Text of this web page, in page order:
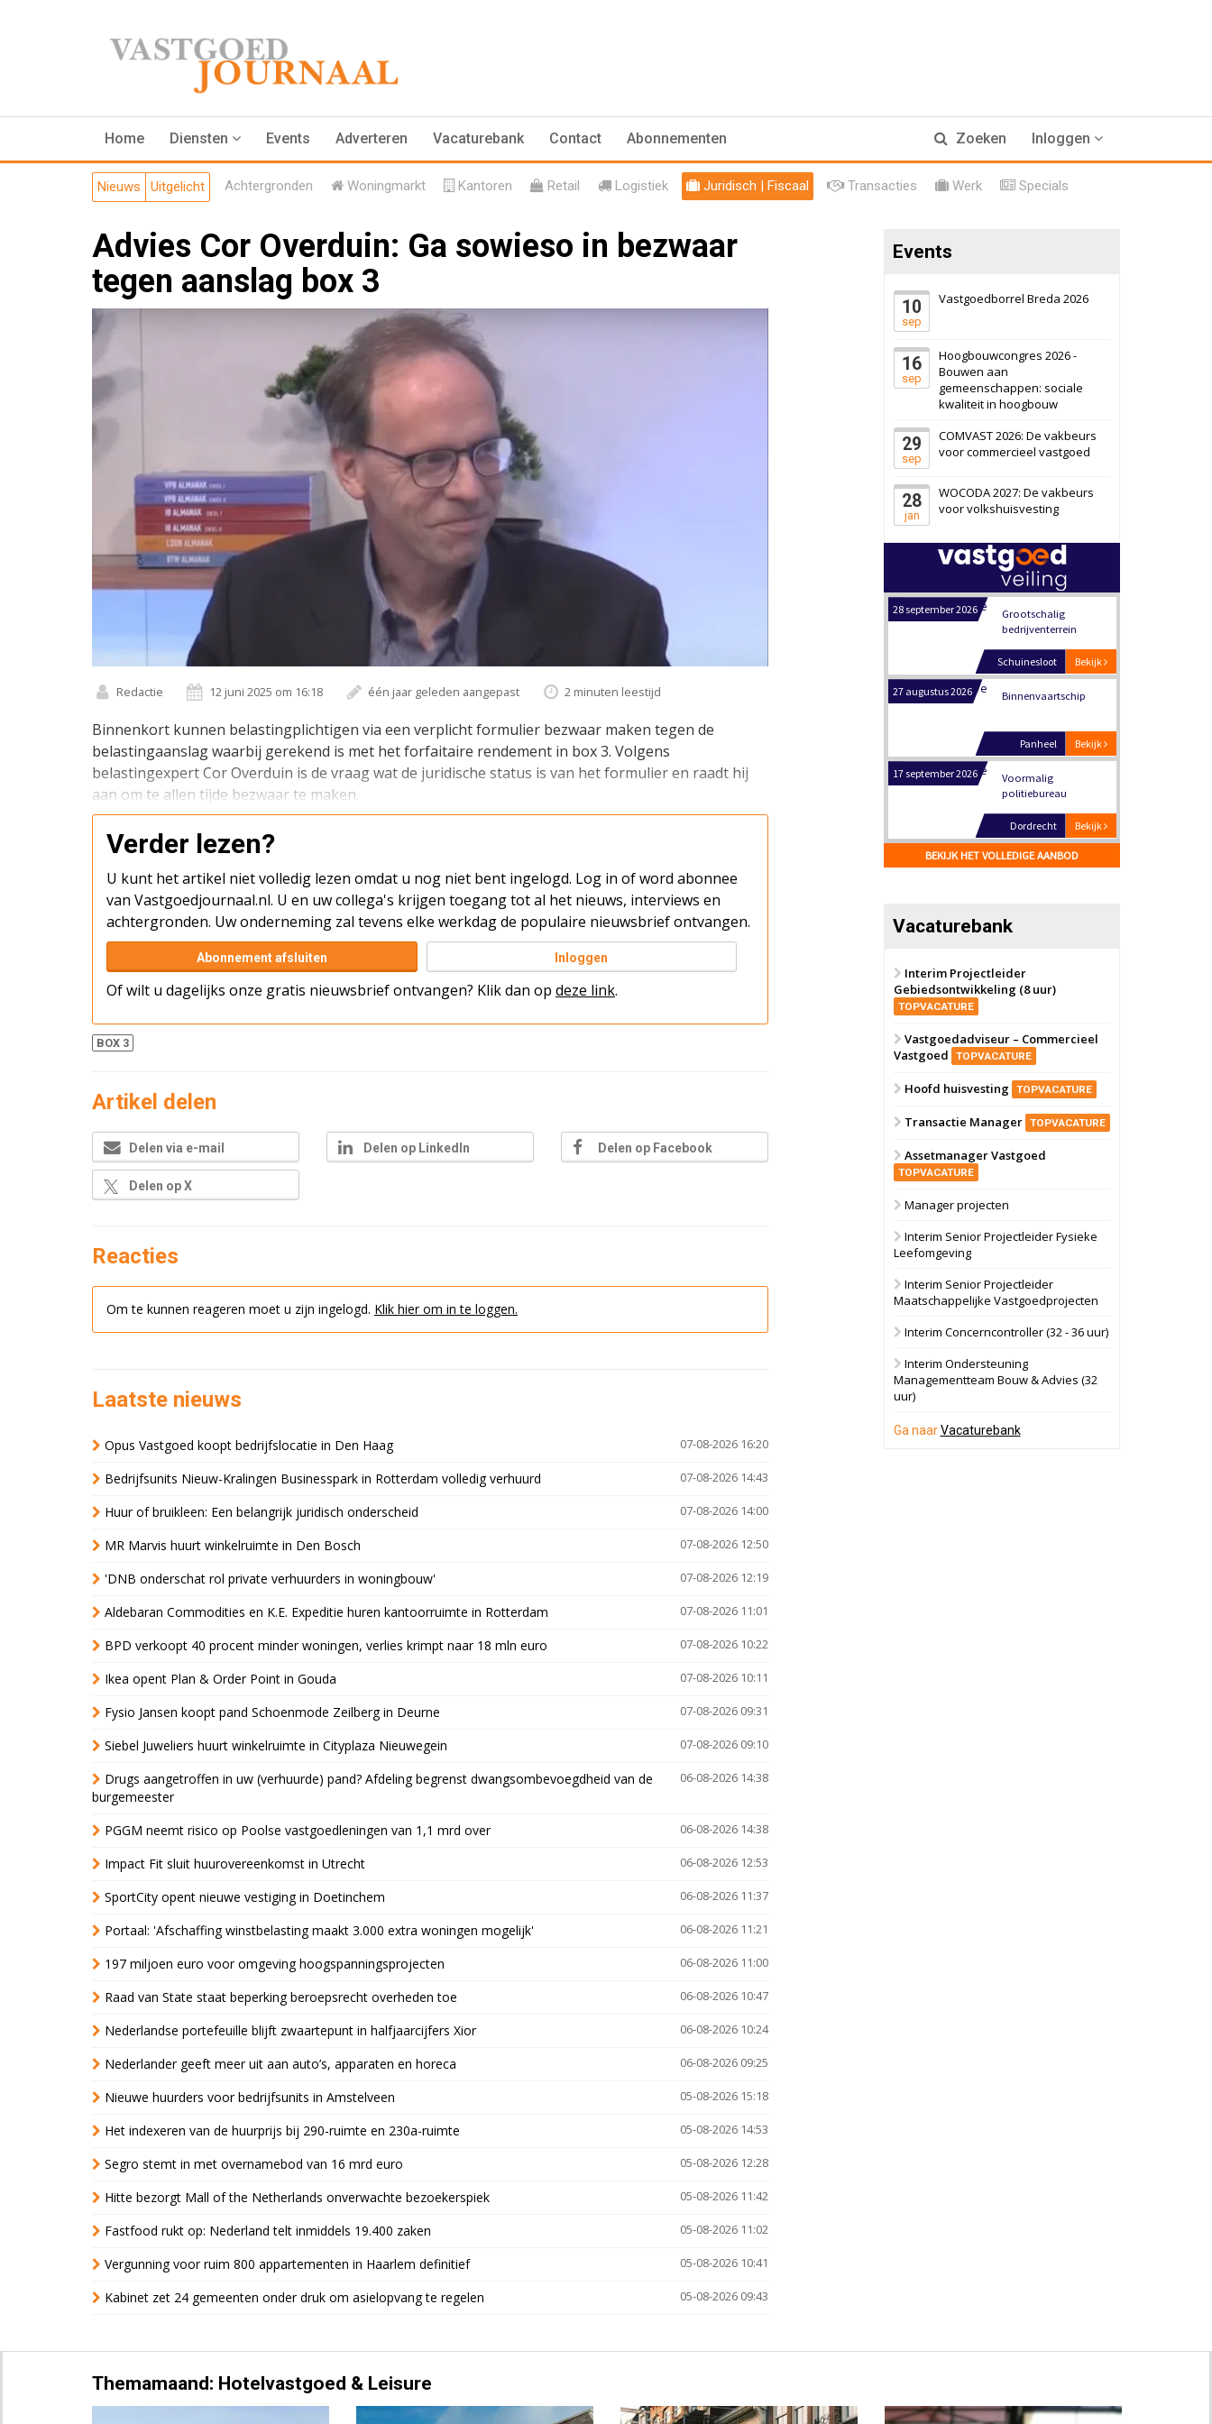
Home Diensten Events Adverteren Vacaturebank Contact Abonnementen Zoeken Inloggen
Nieuws Uitgelicht Achtergronden Woningmarkt Kantoren Retail Logistiek Juridisch | Fiscaal Transacties Werk Specials
Advies Cor Overduin: Ga sowieso in bezwaar
tegen aanslag box 3
Redactie 12 juni 2025 om 16:18 één jaar geleden aangepast 2 minuten leestijd
Binnenkort kunnen belastingplichtigen via een verplicht formulier bezwaar maken tegen de
belastingaanslag waarbij gerekend is met het forfaitaire rendement in box 3. Volgens
belastingexpert Cor Overduin is de vraag wat de juridische status is van het formulier en raadt hij
aan om te allen tijde bezwaar te maken.
Verder lezen?
U kunt het artikel niet volledig lezen omdat u nog niet bent ingelogd. Log in of word abonnee
van Vastgoedjournaal.nl. U en uw collega's krijgen toegang tot al het nieuws, interviews en
achtergronden. Uw onderneming zal tevens elke werkdag de populaire nieuwsbrief ontvangen.
Abonnement afsluiten Inloggen
Of wilt u dagelijks onze gratis nieuwsbrief ontvangen? Klik dan op deze link.
BOX 3
Artikel delen
Delen via e-mail Delen op LinkedIn Delen op Facebook
Delen op X
Reacties
Om te kunnen reageren moet u zijn ingelogd. Klik hier om in te loggen.
Laatste nieuws
07-08-2026 16:20
Opus Vastgoed koopt bedrijfslocatie in Den Haag
07-08-2026 14:43
Bedrijfsunits Nieuw-Kralingen Businesspark in Rotterdam volledig verhuurd
07-08-2026 14:00
Huur of bruikleen: Een belangrijk juridisch onderscheid
07-08-2026 12:50
MR Marvis huurt winkelruimte in Den Bosch
07-08-2026 12:19
'DNB onderschat rol private verhuurders in woningbouw'
07-08-2026 11:01
Aldebaran Commodities en K.E. Expeditie huren kantoorruimte in Rotterdam
07-08-2026 10:22
BPD verkoopt 40 procent minder woningen, verlies krimpt naar 18 mln euro
07-08-2026 10:11
Ikea opent Plan & Order Point in Gouda
07-08-2026 09:31
Fysio Jansen koopt pand Schoenmode Zeilberg in Deurne
07-08-2026 09:10
Siebel Juweliers huurt winkelruimte in Cityplaza Nieuwegein
06-08-2026 14:38
Drugs aangetroffen in uw (verhuurde) pand? Afdeling begrenst dwangsombevoegdheid van de
burgemeester
06-08-2026 14:38
PGGM neemt risico op Poolse vastgoedleningen van 1,1 mrd over
06-08-2026 12:53
Impact Fit sluit huurovereenkomst in Utrecht
06-08-2026 11:37
SportCity opent nieuwe vestiging in Doetinchem
06-08-2026 11:21
Portaal: 'Afschaffing winstbelasting maakt 3.000 extra woningen mogelijk'
06-08-2026 11:00
197 miljoen euro voor omgeving hoogspanningsprojecten
06-08-2026 10:47
Raad van State staat beperking beroepsrecht overheden toe
06-08-2026 10:24
Nederlandse portefeuille blijft zwaartepunt in halfjaarcijfers Xior
06-08-2026 09:25
Nederlander geeft meer uit aan auto’s, apparaten en horeca
05-08-2026 15:18
Nieuwe huurders voor bedrijfsunits in Amstelveen
05-08-2026 14:53
Het indexeren van de huurprijs bij 290-ruimte en 230a-ruimte
05-08-2026 12:28
Segro stemt in met overnamebod van 16 mrd euro
05-08-2026 11:42
Hitte bezorgt Mall of the Netherlands onverwachte bezoekerspiek
05-08-2026 11:02
Fastfood rukt op: Nederland telt inmiddels 19.400 zaken
05-08-2026 10:41
Vergunning voor ruim 800 appartementen in Haarlem definitief
05-08-2026 09:43
Kabinet zet 24 gemeenten onder druk om asielopvang te regelen
Events
10
sep
Vastgoedborrel Breda 2026
16
sep
Hoogbouwcongres 2026 -
Bouwen aan
gemeenschappen: sociale
kwaliteit in hoogbouw
29
sep
COMVAST 2026: De vakbeurs
voor commercieel vastgoed
28
jan
WOCODA 2027: De vakbeurs
voor volkshuisvesting
politiebureau
8 september 2026 Zorgcomplex
Zwanenburg
6 oktober 2026 Transformatieobject
Bekijk
Schiedam
22 september 2026
Oranje
28 september 2026
Grootschalig
bedrijventerrein
Bekijk
Schuinesloot
27 augustus 2026 Binnenvaartschip
Bekijk
Panheel
17 september 2026
Voormalig
politiebureau
Bekijk
Dordrecht
17 september 2026
Voormalig
Zaandam
8 september 2026
Schiedam
22 september 2026
Bekijk
Oranje
bedrijventerrein
17 september 2026
Voormalig
BEKIJK HET VOLLEDIGE AANBOD
Vacaturebank
Interim Projectleider
Gebiedsontwikkeling (8 uur)
TOPVACATURE
Vastgoedadviseur – Commercieel
Vastgoed
TOPVACATURE
Hoofd huisvesting TOPVACATURE
Transactie Manager TOPVACATURE
Assetmanager Vastgoed
TOPVACATURE
Manager projecten
Interim Senior Projectleider Fysieke
Leefomgeving
Interim Senior Projectleider
Maatschappelijke Vastgoedprojecten
Interim Concerncontroller (32 - 36 uur)
Interim Ondersteuning
Managementteam Bouw & Advies (32
uur)
Ga naarVacaturebank
Themamaand: Hotelvastgoed & Leisure